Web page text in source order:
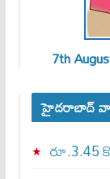
7th
హైదరాబాద్
రూ.3.45